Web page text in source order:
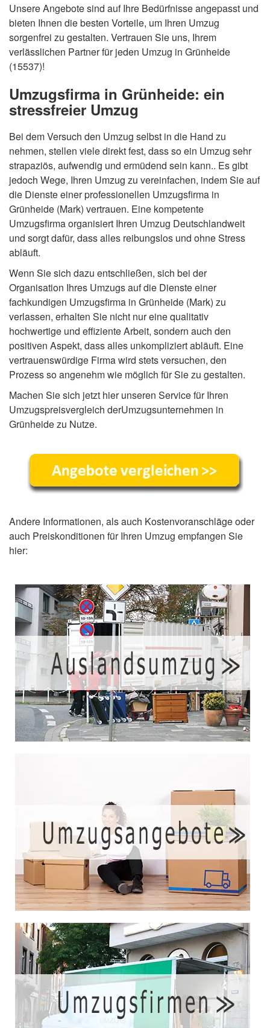
Unsere Angebote sind auf Ihre Bedürfnisse angepasst und
bieten Ihnen die besten Vorteile, um Ihren Umzug
sorgenfrei zu gestalten. Vertrauen Sie uns, Ihrem
verlässlichen Partner für jeden Umzug in Grünheide
(15537)!
Umzugsfirma in Grünheide: ein
stressfreier Umzug
Bei dem Versuch den Umzug selbst in die Hand zu
nehmen, stellen viele direkt fest, dass so ein Umzug sehr
strapaziös, aufwendig und ermüdend sein kann.. Es gibt
jedoch Wege, Ihren Umzug zu vereinfachen, indem Sie auf
die Dienste einer professionellen Umzugsfirma in
Grünheide (Mark) vertrauen. Eine kompetente
Umzugsfirma organisiert Ihren Umzug Deutschlandweit
und sorgt dafür, dass alles reibungslos und ohne Stress
abläuft.
Wenn Sie sich dazu entschließen, sich bei der
Organisation Ihres Umzugs auf die Dienste einer
fachkundigen Umzugsfirma in Grünheide (Mark) zu
verlassen, erhalten Sie nicht nur eine qualitativ
hochwertige und effiziente Arbeit, sondern auch den
positiven Aspekt, dass alles unkompliziert abläuft. Eine
vertrauenswürdige Firma wird stets versuchen, den
Prozess so angenehm wie möglich für Sie zu gestalten.
Machen Sie sich jetzt hier unseren Service für Ihren
Umzugspreisvergleich derUmzugsunternehmen in
Grünheide zu Nutze.
Andere Informationen, als auch Kostenvoranschläge oder
auch Preiskonditionen für Ihren Umzug empfangen Sie
hier: